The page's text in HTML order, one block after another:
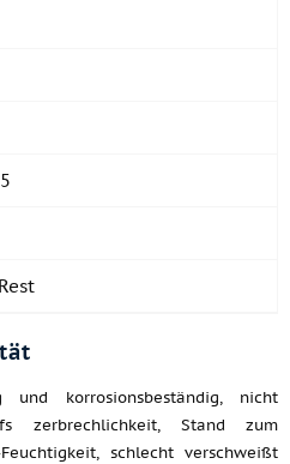
und korrosionsbeständig, nicht
zerbrechlichkeit, Stand zum
schlecht verschweißt